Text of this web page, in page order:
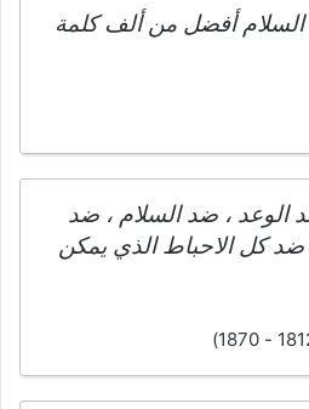
أفضل من ألف كلمة
الوعد ، ضد السلام ، ضد
ضد كل الاحباط الذي يمكن